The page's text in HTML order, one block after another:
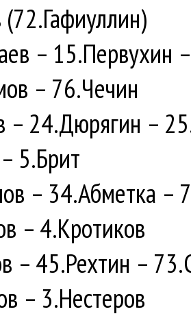
– 15.Первухин
– 76.Чечин
– 24.Дюрягин –
5.Брит
– 34.Абметка –
– 4.Кротиков
– 45.Рехтин –
– 3.Нестеров